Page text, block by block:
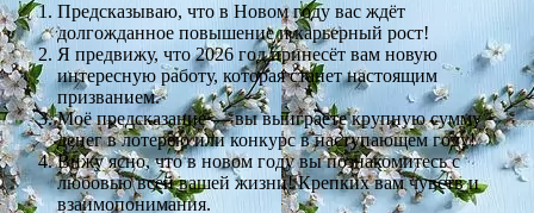
Предсказываю, что в Новом году вас ждёт
долгожданное повышение и карьерный рост!
Я предвижу, что 2026 год принесёт вам новую
интересную работу, которая станет настоящим
призванием.
Моё предсказание — вы выиграете крупную сумму
денег в лотерею или конкурс в наступающем году!
Вижу ясно, что в новом году вы познакомитесь с
любовью всей вашей жизни! Крепких вам чувств и
взаимопонимания.